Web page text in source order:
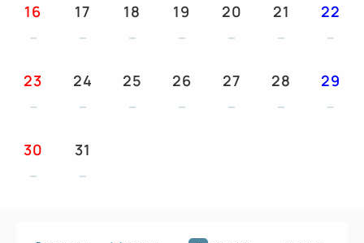
料となります。
・ベッド1台に付き1名様のご利用に限らせて頂いて
（例：ダブルベッドのお部屋は添い寝1名様まで、ツ
インベッドのお部屋は2名様まで）
●全室に加湿器をご用意しております。
16 17 18 19 20 21 22
23 24 25 26 27 28 29
30 31